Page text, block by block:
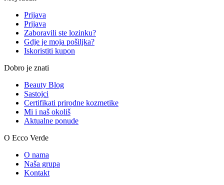
Prijava
Prijava
Zaboravili ste lozinku?
Gdje je moja pošiljka?
Iskoristiti kupon
Dobro je znati
Beauty Blog
Sastojci
Certifikati prirodne kozmetike
Mi i naš okoliš
Aktualne ponude
O Ecco Verde
O nama
Naša grupa
Kontakt